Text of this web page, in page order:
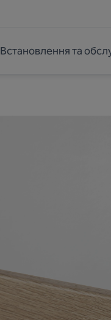
Встановлення та